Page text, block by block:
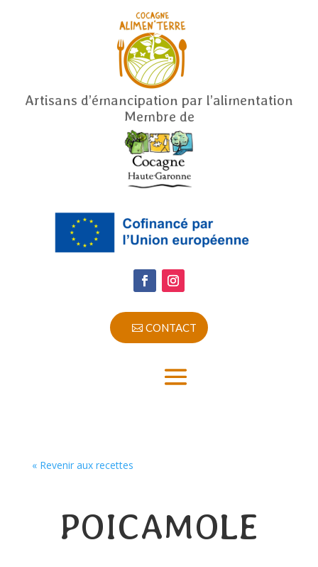
Artisans d’émancipation par l’alimentation
Membre de
CONTACT
« Revenir aux recettes
POICAMOLE